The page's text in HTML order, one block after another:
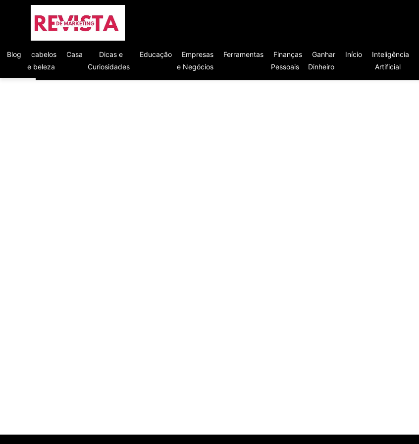
Blog
cabelos
e beleza
Casa
Dicas e
Curiosidades
Educação
Empresas
e Negócios
Ferramentas
Finanças
Pessoais
Ganhar
Dinheiro
Início
Inteligência
Artificial